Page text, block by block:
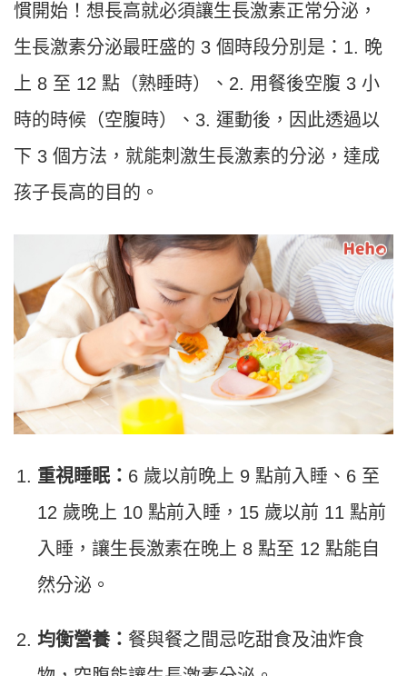
慣開始！想長高就必須讓生長激素正常分泌，
生長激素分泌最旺盛的 3 個時段分別是：1. 晚
上 8 至 12 點（熟睡時）、2. 用餐後空腹 3 小
時的時候（空腹時）、3. 運動後，因此透過以
下 3 個方法，就能刺激生長激素的分泌，達成
孩子長高的目的。
重視睡眠： 6 歲以前晚上 9 點前入睡、6 至
12 歲晚上 10 點前入睡，15 歲以前 11 點前
入睡，讓生長激素在晚上 8 點至 12 點能自
然分泌。
均衡營養： 餐與餐之間忌吃甜食及油炸食